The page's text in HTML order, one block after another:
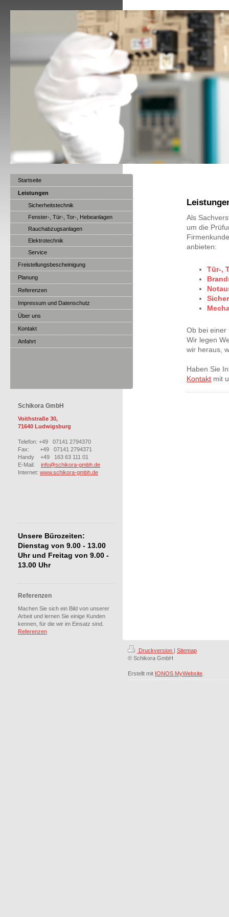
Als
um die
anbieten:
Tür-,
Ob bei einer
Wir legen
wir heraus,
Haben Sie
Kontakt mit
Startseite
Leistungen
Sicherheitstechnik
Fenster-, Tür-, Tor-, Hebeanlagen
Rauchabzugsanlagen
Elektrotechnik
Service
Freistellungsbescheinigung
Planung
Referenzen
Impressum und Datenschutz
Über uns
Kontakt
Anfahrt
Schikora GmbH
Voithstraße 30,
71640 Ludwigsburg
Telefon: +49 07141 2794370
Fax: +49 07141 2794371
Handy +49 163 63 111 01
E-Mail: info@schikora-gmbh.de
Internet: www.schikora-gmbh.de
Unsere Bürozeiten:
Dienstag von 9.00 - 13.00
Uhr und Freitag von 9.00 -
13.00 Uhr
Referenzen
Machen Sie sich ein Bild von unserer
Arbeit und lernen Sie einige Kunden
kennen, für die wir im Einsatz sind.
Referenzen
Druckversion | Sitemap
© Schikora GmbH
Erstellt mit IONOS MyWebsite